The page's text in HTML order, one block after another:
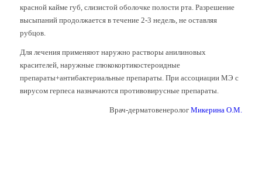
красной кайме губ, слизистой оболочке полости рта. Разрешение
высыпаний продолжается в течение 2-3 недель, не оставляя
рубцов.
Для лечения применяют наружно растворы анилиновых
красителей, наружные глюкокортикостероидные
препараты+антибактериальные препараты. При ассоциации МЭ с
вирусом герпеса назначаются противовирусные препараты.
Врач-дерматовенерологМикерина О.М.